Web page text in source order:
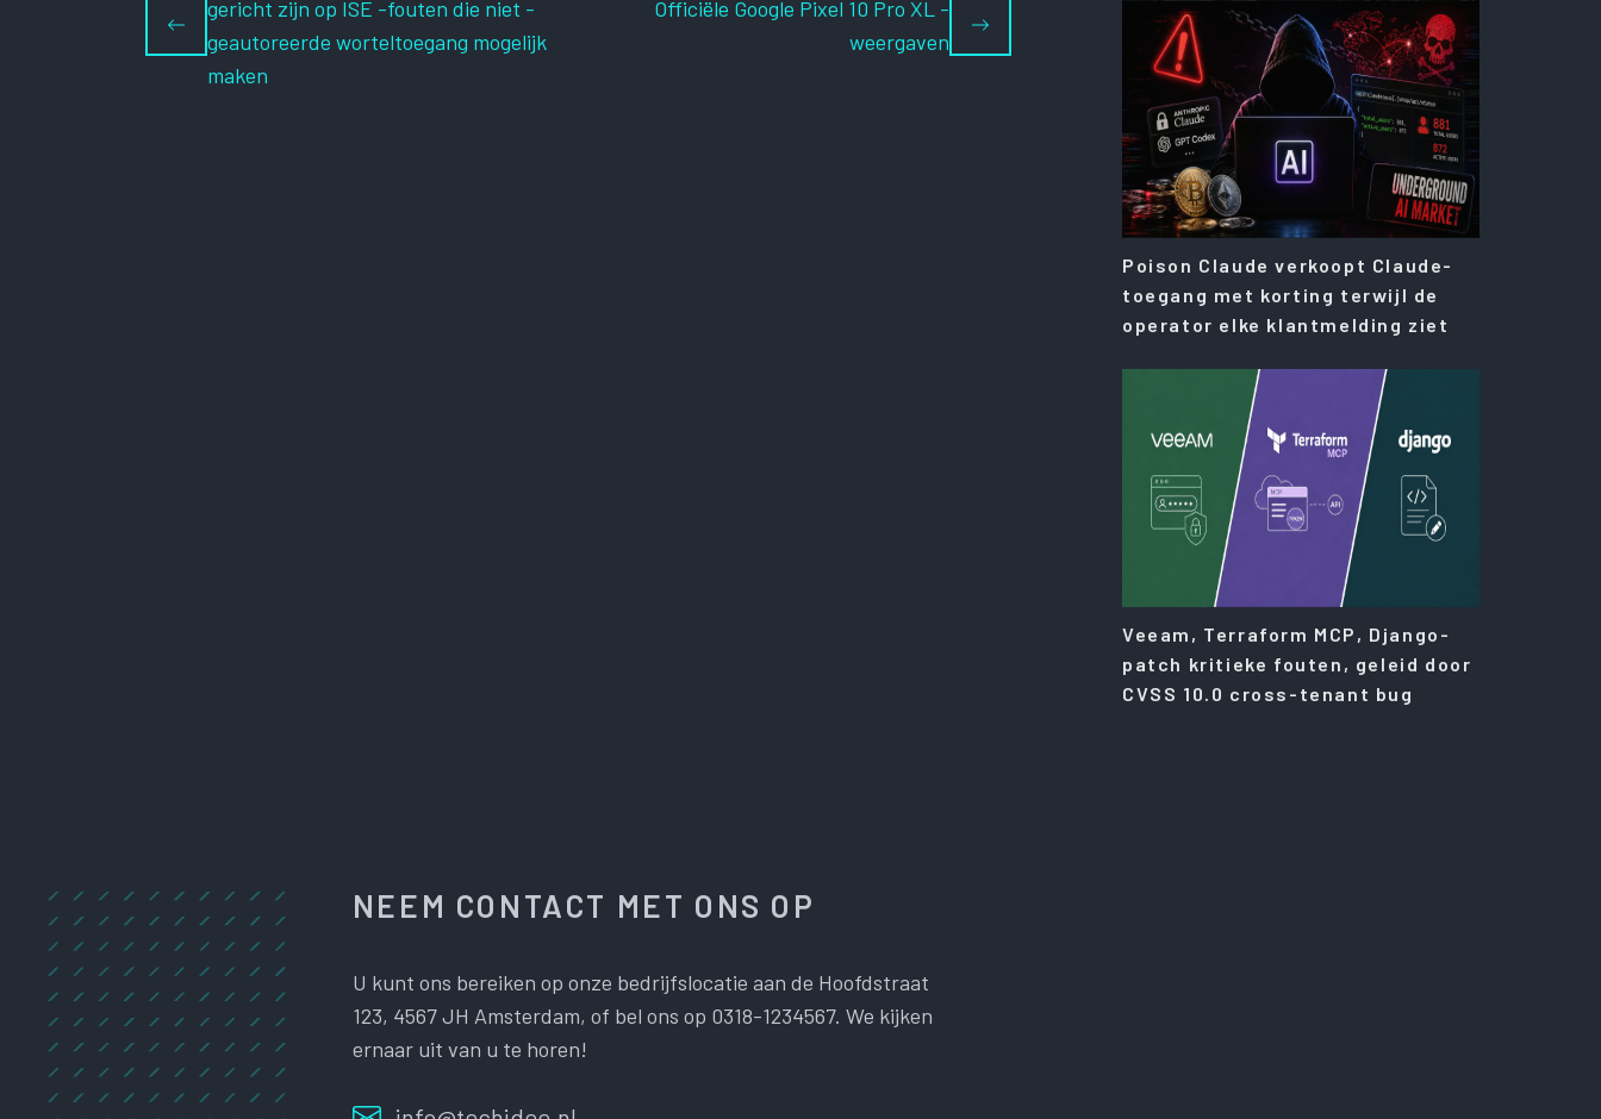
gericht zijn op ISE -fouten die niet -
geautoreerde worteltoegang mogelijk
maken
Officiële Google Pixel 10 Pro XL -
weergaven
Poison Claude verkoopt Claude-
toegang met korting terwijl de
operator elke klantmelding ziet
Veeam, Terraform MCP, Django-
patch kritieke fouten, geleid door
CVSS 10.0 cross-tenant bug
NEEM CONTACT MET ONS OP
U kunt ons bereiken op onze bedrijfslocatie aan de Hoofdstraat
123, 4567 JH Amsterdam, of bel ons op 0318-1234567. We kijken
ernaar uit van u te horen!